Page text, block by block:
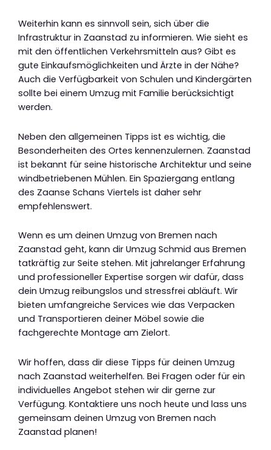
Weiterhin kann es sinnvoll sein, sich über die
Infrastruktur in Zaanstad zu informieren. Wie sieht es
mit den öffentlichen Verkehrsmitteln aus? Gibt es
gute Einkaufsmöglichkeiten und Ärzte in der Nähe?
Auch die Verfügbarkeit von Schulen und Kindergärten
sollte bei einem Umzug mit Familie berücksichtigt
werden.
Neben den allgemeinen Tipps ist es wichtig, die
Besonderheiten des Ortes kennenzulernen. Zaanstad
ist bekannt für seine historische Architektur und seine
windbetriebenen Mühlen. Ein Spaziergang entlang
des Zaanse Schans Viertels ist daher sehr
empfehlenswert.
Wenn es um deinen Umzug von Bremen nach
Zaanstad geht, kann dir Umzug Schmid aus Bremen
tatkräftig zur Seite stehen. Mit jahrelanger Erfahrung
und professioneller Expertise sorgen wir dafür, dass
dein Umzug reibungslos und stressfrei abläuft. Wir
bieten umfangreiche Services wie das Verpacken
und Transportieren deiner Möbel sowie die
fachgerechte Montage am Zielort.
Wir hoffen, dass dir diese Tipps für deinen Umzug
nach Zaanstad weiterhelfen. Bei Fragen oder für ein
individuelles Angebot stehen wir dir gerne zur
Verfügung. Kontaktiere uns noch heute und lass uns
gemeinsam deinen Umzug von Bremen nach
Zaanstad planen!